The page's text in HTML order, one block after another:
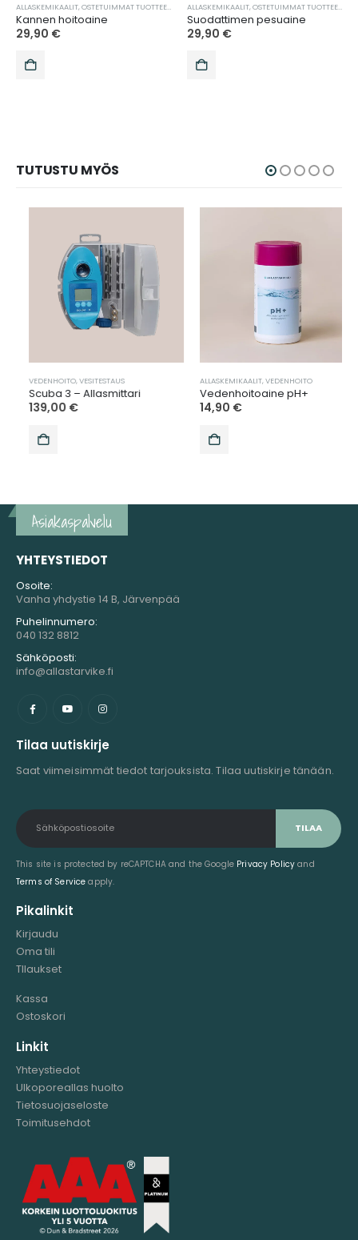
TARJOUKSET,VEDENHOITO
ALLASKEMIKAALIT,OSTETUIMMAT TUOTTEET TARJOUKSET,VEDENHOITO
Kannen hoitoaine
29,90 €
ALLASKEMIKAALIT,OSTETUIMMAT TUOTTEET
Suodattimen pesuaine
29,90 €
TUTUSTU MYÖS
SPA,SUODATTIMEN PUHDISTUS SVENSKA BAD,UUTUUDET,VEDENHOITO
TARJOUKSET,VEDENHOITO
VEDENHOITO,VESITESTAUS
Scuba 3 – Allasmittari
139,00€
ALLASKEMIKAALIT,VEDENHOITO
Vedenhoitoaine pH+
14,90€
Asiakaspalvelu
YHTEYSTIEDOT
Osoite:
Vanha yhdystie 14 B, Järvenpää
Puhelinnumero:
040 132 8812
Sähköposti:
info@allastarvike.fi
Tilaa uutiskirje
Saat viimeisimmät tiedot tarjouksista. Tilaa uutiskirje tänään.
This site is protected by reCAPTCHA and the Google Privacy Policy and
Terms of Service apply.
Pikalinkit
Kirjaudu
Oma tili
TIlaukset
Kassa
Ostoskori
Linkit
Yhteystiedot
Ulkoporeallas huolto
Tietosuojaseloste
Toimitusehdot